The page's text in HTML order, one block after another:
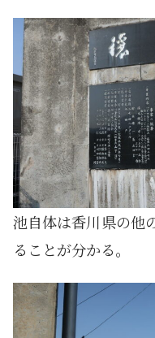
池自体は香川県の他
ることが分かる。